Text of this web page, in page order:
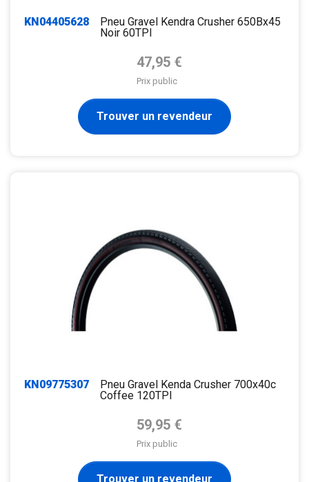
KN04405628
Pneu Gravel Kendra Crusher 650Bx45
Noir 60TPI
Prix de base
47,95 €
Prix public
Trouver un revendeur
KN09775307
Pneu Gravel Kenda Crusher 700x40c
Coffee 120TPI
Prix de base
59,95 €
Prix public
Trouver un revendeur